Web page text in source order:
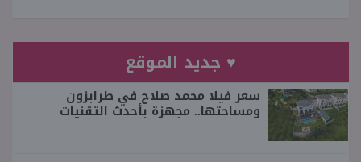
♥ جديد الموقع
سعر فيلا محمد صلاح في طرابزون
ومساحتها.. مجهزة بأحدث التقنيات